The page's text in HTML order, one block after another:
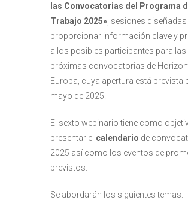
las Convocatorias del Programa
Trabajo 2025» , sesiones
proporcionar información clave y
a los posibles participantes para las
próximas convocatorias de
Europa, cuya apertura está prevista
mayo de 2025.
El sexto webinario tiene como
presentar el calendario de
2025 así como los eventos de
previstos.
Se abordarán los siguientes temas: